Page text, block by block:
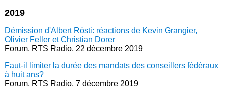
2019
Démission d'Albert Rösti: réactions de Kevin Grangier,
Olivier Feller et Christian Dorer
Forum, RTS Radio, 22 décembre 2019
Faut-il limiter la durée des mandats des conseillers fédéraux
à huit ans?
Forum, RTS Radio, 7 décembre 2019